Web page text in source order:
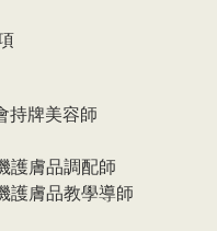
持牌美容師
護膚品調配師
膚品教學導師